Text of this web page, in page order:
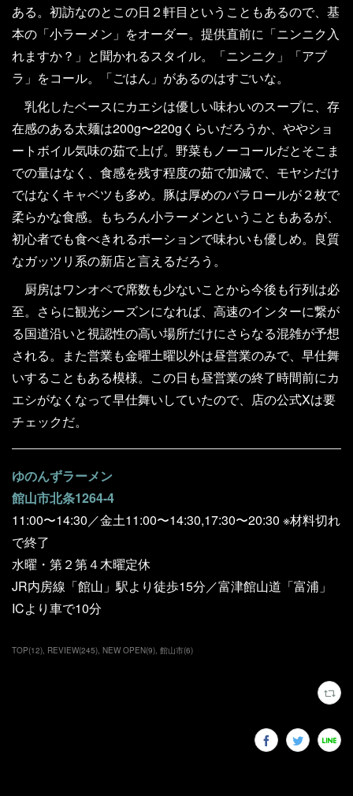
ある。初訪なのとこの日２軒目ということもあるので、基
本の「小ラーメン」をオーダー。提供直前に「ニンニク入
れますか？」と聞かれるスタイル。「ニンニク」「アブ
ラ」をコール。「ごはん」があるのはすごいな。
乳化したベースにカエシは優しい味わいのスープに、存
在感のある太麺は200g〜220gくらいだろうか、ややショ
ートボイル気味の茹で上げ。野菜もノーコールだとそこま
での量はなく、食感を残す程度の茹で加減で、モヤシだけ
ではなくキャベツも多め。豚は厚めのバラロールが２枚で
柔らかな食感。もちろん小ラーメンということもあるが、
初心者でも食べきれるポーションで味わいも優しめ。良質
なガッツリ系の新店と言えるだろう。
厨房はワンオペで席数も少ないことから今後も行列は必
至。さらに観光シーズンになれば、高速のインターに繋が
る国道沿いと視認性の高い場所だけにさらなる混雑が予想
される。また営業も金曜土曜以外は昼営業のみで、早仕舞
いすることもある模様。この日も昼営業の終了時間前にカ
エシがなくなって早仕舞いしていたので、店の公式Xは要
チェックだ。
ゆのんずラーメン
館山市北条1264-4
11:00〜14:30／金土11:00〜14:30,17:30〜20:30 ※材料切れ
で終了
水曜・第２第４木曜定休
JR内房線「館山」駅より徒歩15分／富津館山道「富浦」
ICより車で10分
TOP(12) REVIEW(245) NEW OPEN(9) 館山市(6)